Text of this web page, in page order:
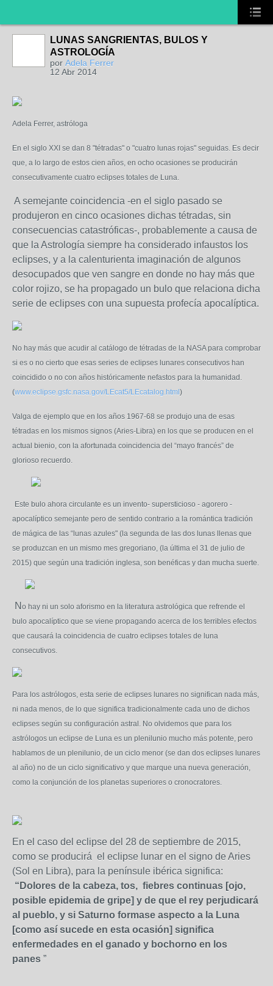
LUNAS SANGRIENTAS, BULOS Y
ASTROLOGÍA
por Adela Ferrer
12 Abr 2014
Adela Ferrer, astróloga
En el siglo XXI se dan 8 "tétradas" o "cuatro lunas rojas" seguidas. Es decir
que, a lo largo de estos cien años, en ocho ocasiones se producirán
consecutivamente cuatro eclipses totales de Luna.
A semejante coincidencia -en el siglo pasado se
produjeron en cinco ocasiones dichas tétradas, sin
consecuencias catastróficas-, probablemente a causa de
que la Astrología siempre ha considerado infaustos los
eclipses, y a la calenturienta imaginación de algunos
desocupados que ven sangre en donde no hay más que
color rojizo, se ha propagado un bulo que relaciona dicha
serie de eclipses con una supuesta profecía apocalíptica.
No hay más que acudir al catálogo de tétradas de la NASA para comprobar
si es o no cierto que esas series de eclipses lunares consecutivos han
coincidido o no con años históricamente nefastos para la humanidad.
(www.eclipse.gsfc.nasa.gov/LEcat5/LEcatalog.html )
Valga de ejemplo que en los años 1967-68 se produjo una de esas
tétradas en los mismos signos (Aries-Libra) en los que se producen en el
actual bienio, con la afortunada coincidencia del “mayo francés” de
glorioso recuerdo.
Este bulo ahora circulante es un invento- supersticioso - agorero -
apocalíptico semejante pero de sentido contrario a la romántica tradición
de mágica de las “lunas azules" (la segunda de las dos lunas llenas que
se produzcan en un mismo mes gregoriano, (la última el 31 de julio de
2015) que según una tradición inglesa, son benéficas y dan mucha suerte.
N o hay ni un solo aforismo en la literatura astrológica que refrende el
bulo apocalíptico que se viene propagando acerca de los terribles efectos
que causará la coincidencia de cuatro eclipses totales de luna
consecutivos.
Para los astrólogos, esta serie de eclipses lunares no significan nada más,
ni nada menos, de lo que significa tradicionalmente cada uno de dichos
eclipses según su configuración astral. No olvidemos que para los
astrólogos un eclipse de Luna es un plenilunio mucho más potente, pero
hablamos de un plenilunio, de un ciclo menor (se dan dos eclipses lunares
al año) no de un ciclo significativo y que marque una nueva generación,
como la conjunción de los planetas superiores o cronocratores.
En el caso del eclipse del 28 de septiembre de 2015,
como se producirá el eclipse lunar en el signo de Aries
(Sol en Libra), para la penínsule ibérica significa:
“Dolores de la cabeza, tos, fiebres continuas [ojo,
posible epidemia de gripe] y de que el rey perjudicará
al pueblo, y si Saturno formase aspecto a la Luna
[como así sucede en esta ocasión] significa
enfermedades en el ganado y bochorno en los
panes ”